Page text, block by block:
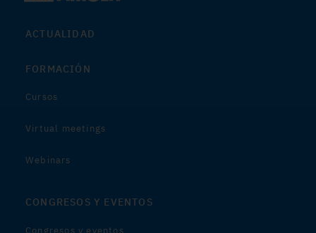
ACTUALIDAD
FORMACIÓN
Cursos
Virtual meetings
Webinars
CONGRESOS Y EVENTOS
Congresos y eventos